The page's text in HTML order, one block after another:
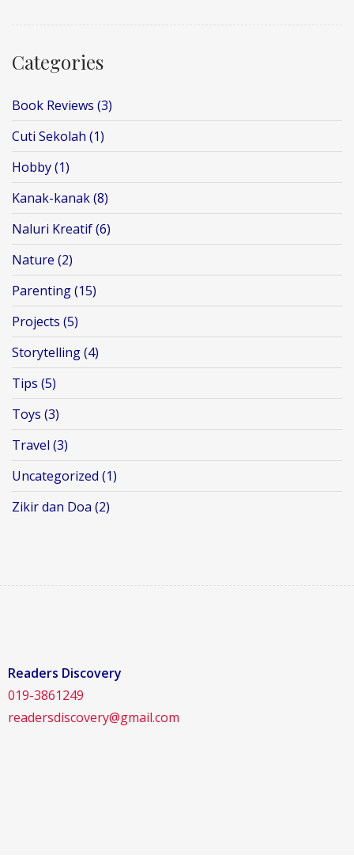
Categories
Book Reviews (3)
Cuti Sekolah (1)
Hobby(1)
Kanak-kanak(8)
Naluri Kreatif(6)
Nature (2)
Parenting(15)
Projects (5)
Storytelling(4)
Tips (5)
Toys (3)
Travel (3)
Uncategorized (1)
Zikir dan Doa (2)
Readers Discovery
019-3861249
readersdiscovery@gmail.com